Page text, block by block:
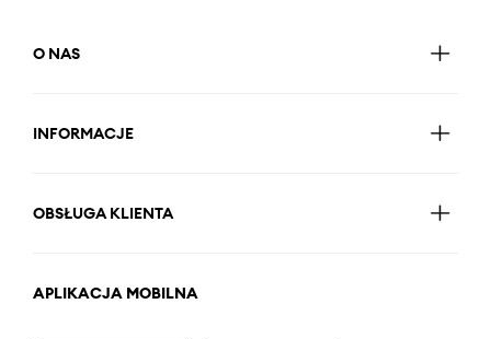
O NAS
INFORMACJE
OBSŁUGA KLIENTA
APLIKACJA MOBILNA